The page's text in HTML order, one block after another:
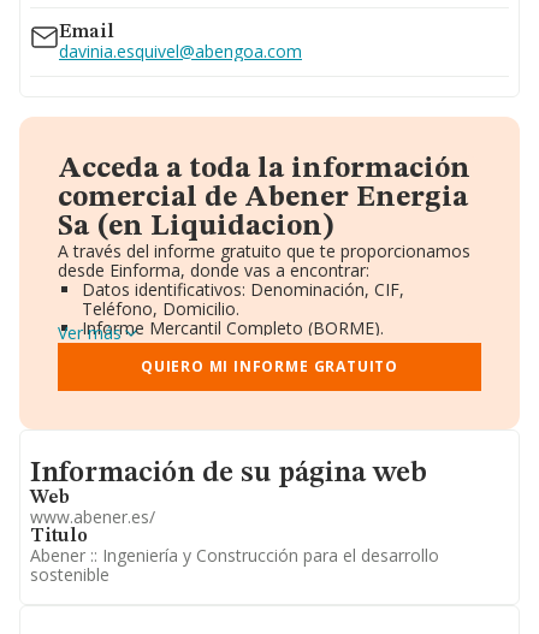
Email
davinia.esquivel@abengoa.com
Acceda a toda la información
comercial de Abener Energia
Sa (en Liquidacion)
A través del informe gratuito que te proporcionamos
desde Einforma, donde vas a encontrar:
Datos identificativos: Denominación, CIF,
Teléfono, Domicilio.
Informe Mercantil Completo (BORME).
Gráficos de Evolución Ventas y Empleados.
Consejo de Administración y Administradores.
Directivos y Ejecutivos.
Información oficial y registral complementaria.
Ver más
QUIERO MI INFORME GRATUITO
Informacion de su página web
Información de su página web
Web
www.abener.es/
Titulo
Abener :: Ingeniería y Construcción para el desarrollo
sostenible